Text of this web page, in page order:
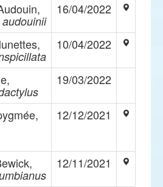
16/04/2022
10/04/2022
19/03/2022
12/12/2021
12/11/2021